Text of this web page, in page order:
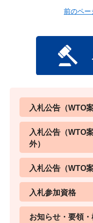
前のペー
入札公告（WTO案
入札公告（WTO
外）
入札公告（WTO
入札参加資格
お知らせ・要領